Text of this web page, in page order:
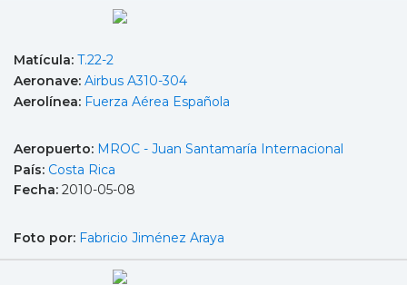
Matícula: T.22-2
Aeronave: Airbus A310-304
Aerolínea: Fuerza Aérea Española
Aeropuerto: MROC - Juan Santamaría Internacional
País: Costa Rica
Fecha: 2010-05-08
Foto por: Fabricio Jiménez Araya